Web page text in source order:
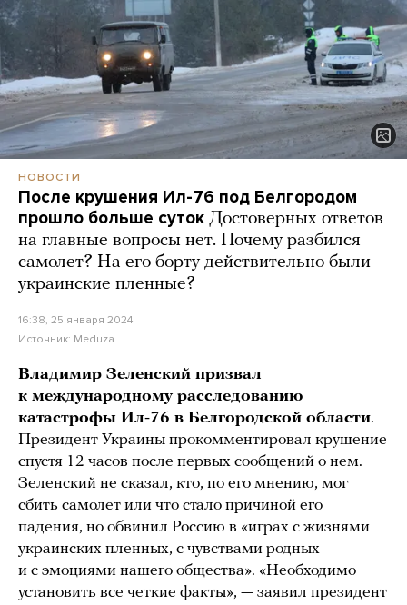
НОВОСТИ
После крушения Ил-76 под Белгородом
прошло больше суток Достоверных ответов
на главные вопросы нет. Почему разбился
самолет? На его борту действительно были
украинские пленные?
16:38, 25 января 2024
Источник: Meduza
Владимир Зеленский призвал
к международному расследованию
катастрофы Ил-76 в Белгородской области.
Президент Украины прокомментировал крушение
спустя 12 часов после первых сообщений о нем.
Зеленский не сказал, кто, по его мнению, мог
сбить самолет или что стало причиной его
падения, но обвинил Россию в «играх с жизнями
украинских пленных, с чувствами родных
и с эмоциями нашего общества». «Необходимо
установить все четкие факты», — заявил президент